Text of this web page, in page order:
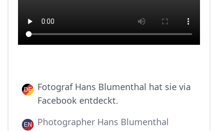
Fotograf Hans Blumenthal hat sie via
Facebook entdeckt.
Photographer Hans Blumenthal